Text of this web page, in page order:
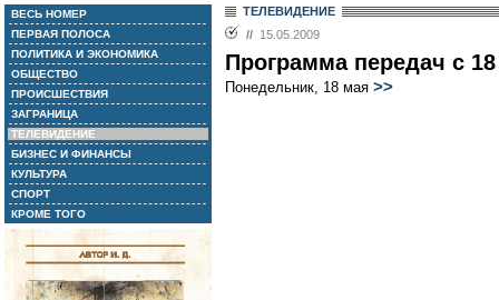
ВЕСЬ НОМЕР
ПЕРВАЯ ПОЛОСА
ПОЛИТИКА И ЭКОНОМИКА
ОБЩЕСТВО
ПРОИСШЕСТВИЯ
ЗАГРАНИЦА
ТЕЛЕВИДЕНИЕ
БИЗНЕС И ФИНАНСЫ
КУЛЬТУРА
СПОРТ
КРОМЕ ТОГО
ТЕЛЕВИДЕНИЕ
// 15.05.2009
Программа передач с
Понедельник, 18 мая >>